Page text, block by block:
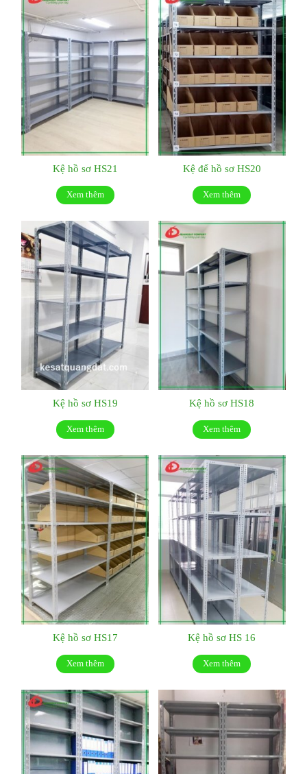
Kệ hồ sơ HS21
Xem thêm
Kệ để hồ sơ HS20
Xem thêm
Kệ hồ sơ HS19
Xem thêm
Kệ hồ sơ HS18
Xem thêm
Kệ hồ sơ HS17
Xem thêm
Kệ hồ sơ HS 16
Xem thêm